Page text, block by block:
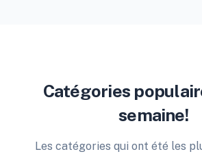
Catégories
semaine!
Les catégories qui ont été les